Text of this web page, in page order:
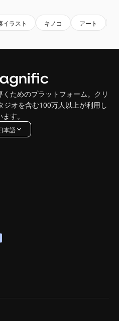
イラスト キノコ アート
ためのプラットフォーム。クリ
オを含む100万人以上が利用し
す。
本語